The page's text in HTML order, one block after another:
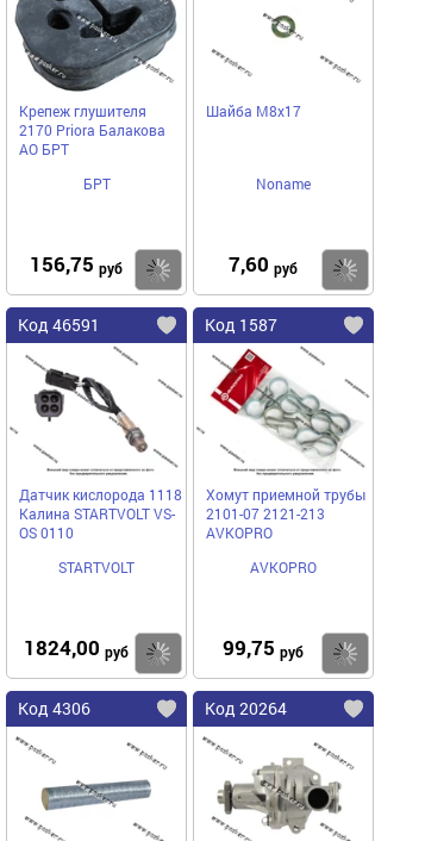
Крепеж глушителя
2170 Priora Балакова
АО БРТ
БРТ
156,75 руб Купить
Шайба М8х17
Noname
7,60 руб
Код 46591
Датчик кислорода 1118
Калина STARTVOLT VS-
OS 0110
STARTVOLT
1824,00 руб Купить
Код 1587
Хомут приемной трубы
2101-07 2121-213
AVKOPRO
AVKOPRO
99,75 руб
Код 4306 Код 20264